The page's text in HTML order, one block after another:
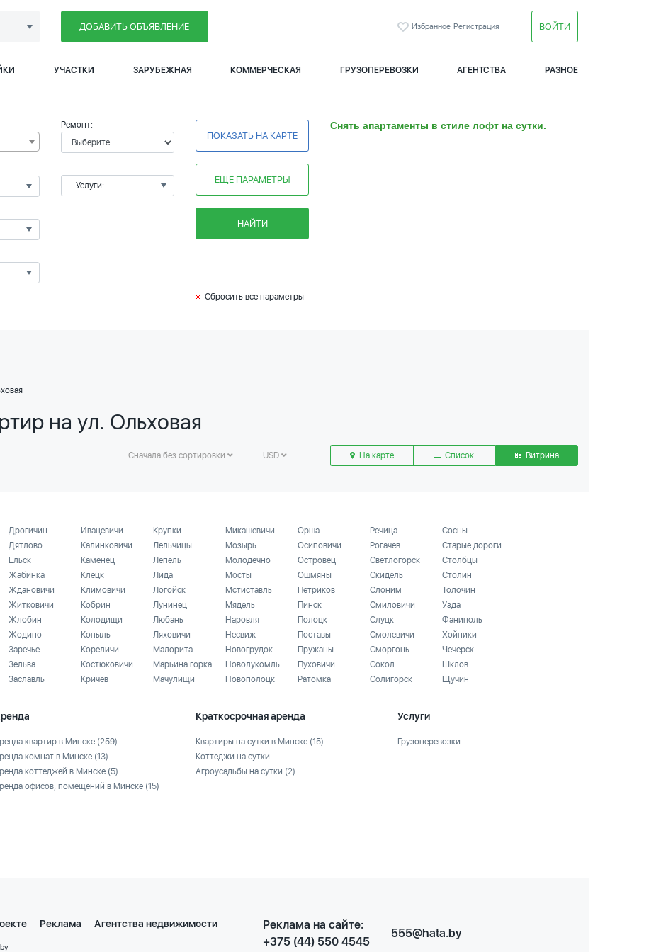
ДОБАВИТЬ ОБЪЯВЛЕНИЕ Избранное Регистрация ВОЙТИ
УЧАСТКИ ЗАРУБЕЖНАЯ КОММЕРЧЕСКАЯ ГРУЗОПЕРЕВОЗКИ АГЕНТСТВА РАЗНОЕ
Ремонт:
Услуги:
ПОКАЗАТЬ НА КАРТЕ
ЕЩЕ ПАРАМЕТРЫ
НАЙТИ
Снять апартаменты в стиле лофт на сутки.
Сбросить все параметры
на ул. Ольховая
Сначала без сортировки USD На карте Список Витрина
Дрогичин
Дятлово
Ельск
Жабинка
Ждановичи
Житковичи
Жлобин
Жодино
Заречье
Зельва
Заславль
Ивацевичи
Калинковичи
Каменец
Клецк
Климовичи
Кобрин
Колодищи
Копыль
Кореличи
Костюковичи
Кричев
Крупки
Лельчицы
Лепель
Лида
Логойск
Лунинец
Любань
Ляховичи
Малорита
Марьина горка
Мачулищи
Микашевичи
Мозырь
Молодечно
Мосты
Мстиставль
Мядель
Наровля
Несвиж
Новогрудок
Новолукомль
Новополоцк
Орша
Осиповичи
Островец
Ошмяны
Петриков
Пинск
Полоцк
Поставы
Пружаны
Пуховичи
Ратомка
Речица
Рогачев
Светлогорск
Скидель
Слоним
Смиловичи
Слуцк
Смолевичи
Сморгонь
Сокол
Солигорск
Сосны
Старые дороги
Столбцы
Столин
Толочин
Узда
Фаниполь
Хойники
Чечерск
Шклов
Щучин
квартир в Минске (259)
комнат в Минске (13)
коттеджей в Минске (5)
офисов, помещений в Минске (15)
Краткосрочная аренда
Квартиры на сутки в Минске (15)
Коттеджи на сутки
Агроусадьбы на сутки (2)
Услуги
Грузоперевозки
Реклама Агентства недвижимости
Реклама на сайте:
+375 (44) 550 4545
555@hata.by